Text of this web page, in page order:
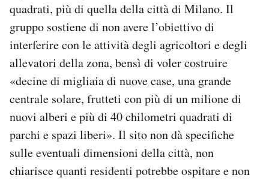
quadrati, più di quella della città di Milano. Il
gruppo sostiene di non avere l’obiettivo di
interferire con le attività degli agricoltori e degli
allevatori della zona, bensì di voler costruire
«decine di migliaia di nuove case, una grande
centrale solare, frutteti con più di un milione di
nuovi alberi e più di 40 chilometri quadrati di
parchi e spazi liberi». Il sito non dà specifiche
sulle eventuali dimensioni della città, non
chiarisce quanti residenti potrebbe ospitare e non